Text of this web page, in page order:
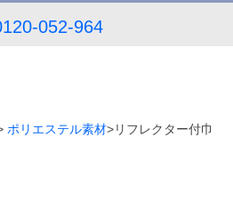
052-964
ポリエステル素材>リフレクター付巾